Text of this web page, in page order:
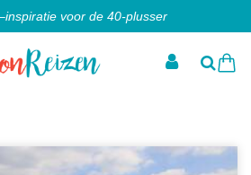
voor de 40-plusser